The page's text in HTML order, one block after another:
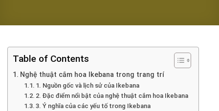
Table of Contents
Nghệ thuật cắm hoa Ikebana trong trang trí
1. Nguồn gốc và lịch sử của Ikebana
2. Đặc điểm nổi bật của nghệ thuật cắm hoa Ikebana
3. Ý nghĩa của các yếu tố trong Ikebana